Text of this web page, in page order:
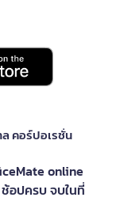
นใจได้ในคุณภาพ
ษได้ที่
ล คอร์ปอเรชั่น
online
อปครบ จบในที่